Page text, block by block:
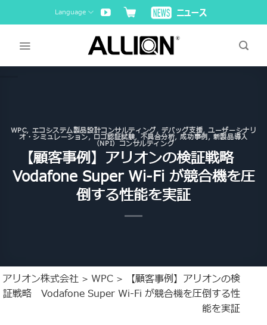
to
Language
WPC, エコシステム製品設計コンサルティング, デバッグ支援,ユーザーシナリ
オ・シミュレーション, ロゴ認証試験, 不具合分析,成功事例, 新製品導入
（NPI）コンサルティング
【顧客事例】アリオンの検証戦略
Vodafone Super Wi-Fi が競合機を圧
倒する性能を実証
アリオン株式会社 >WPC >
【顧客事例】アリオンの検
証戦略 Vodafone Super Wi-Fi が競合機を圧倒する性
能を実証